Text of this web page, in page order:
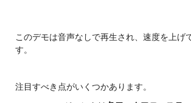
このデモは音声なしで再生され、速度を上げ
す。
注目すべき点がいくつかあります。